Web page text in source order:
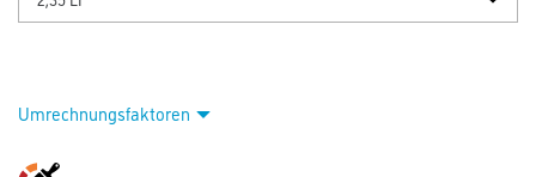
Capamix CapaMaXX Basis 3 2,35 lt